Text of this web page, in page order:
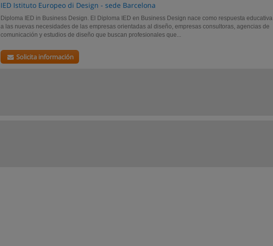
IED Istituto Europeo di Design - sede Barcelona
Diploma IED in Business Design. El Diploma IED en Business Design nace como respuesta educativa
a las nuevas necesidades de las empresas orientadas al diseño, empresas consultoras, agencias de
comunicación y estudios de diseño que buscan profesionales que...
Solicita información